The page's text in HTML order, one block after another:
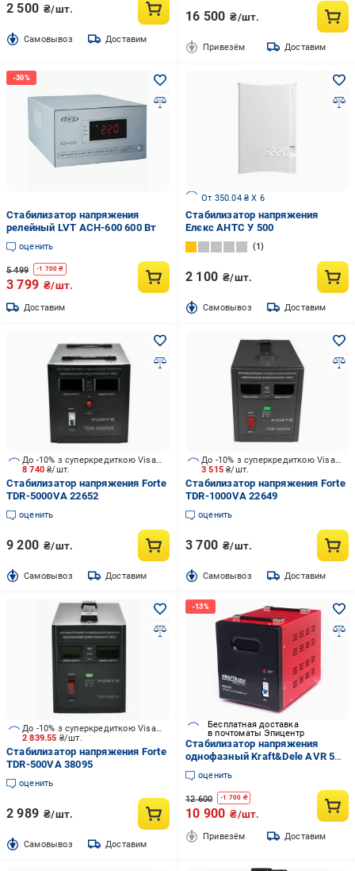
2 500 ₴/шт.
Cамовывоз Доставим
16 500 ₴/шт.
Привезём Доставим
Стабилизатор напряжения
релейный LVT АСН-600 600 Вт
оценить
5 499 -1 700 ₴
3 799 ₴/шт.
Доставим
От 350.04 ₴ X 6
Стабилизатор напряжения
Елєкс АНТС У 500
1
2 100 ₴/шт.
Cамовывоз Доставим
8 740₴/шт.
До -10% з суперкредиткою Visa Вигода
Стабилизатор напряжения Forte
TDR-5000VA 22652
оценить
9 200 ₴/шт.
Cамовывоз Доставим
3 515₴/шт.
До -10% з суперкредиткою Visa Вигода
Стабилизатор напряжения Forte
TDR-1000VA 22649
оценить
3 700 ₴/шт.
Cамовывоз Доставим
2 839.55 ₴/шт.
До -10% з суперкредиткою Visa Вигода
Стабилизатор напряжения Forte
TDR-500VA 38095
оценить
2 989 ₴/шт.
Cамовывоз Доставим
Бесплатная доставка
в почтоматы Эпицентр
Стабилизатор напряжения
однофазный Kraft&Dele AVR 5
кВт 220 В клеммное
подключение
оценить
12 600 -1 700 ₴
10 900 ₴/шт.
Привезём Доставим